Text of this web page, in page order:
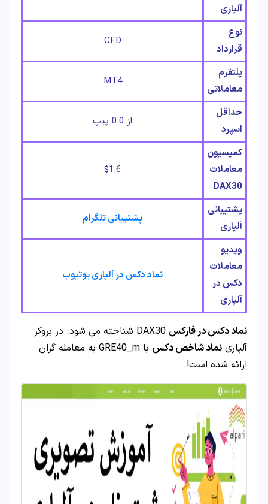
آلپاری
نوع
قرارداد
CFD
پلتفرم
معاملاتی
MT4
حداقل
اسپرد
از 0.0 پیپ
کمیسیون
معاملات
DAX30
$1.6
پشتیبانی
آلپاری
پشتیبانی تلگرام
ویدیو
معاملات
دکس در
آلپاری
نماد دکس در آلپاری یوتیوب
نماد دکس در فارکس
DAX30 شناخته می شود. در بروکر
آلپاری نماد شاخص دکس
با GRE40_m به معامله گران
ارائه شده است!